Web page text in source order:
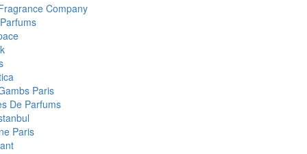
Company
Paris
De Parfums
Paris